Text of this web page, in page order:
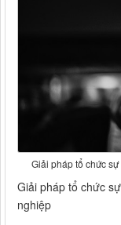
Giải pháp tổ chức
Giải pháp tổ chức
nghiệp